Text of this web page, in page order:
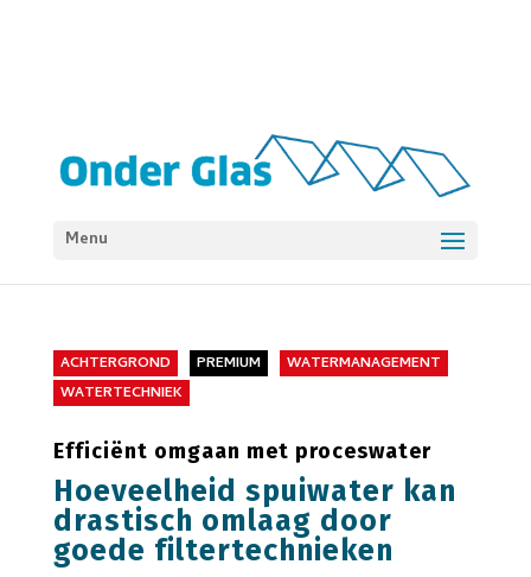
Menu
ACHTERGROND PREMIUM
WATERMANAGEMENT
WATERTECHNIEK
Efficiënt omgaan met proceswater
Hoeveelheid spuiwater kan
drastisch omlaag door
goede filtertechnieken